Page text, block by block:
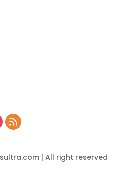
| All right reserved